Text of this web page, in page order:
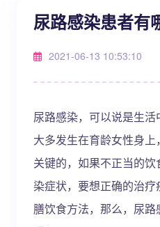
尿路感染患者有
2021-06-13 10:53:10
尿路感染，可以说是生活
大多发生在育龄女性身
关键的，如果不正当的
染症状，要想正确的治
膳饮食方法，那么，尿